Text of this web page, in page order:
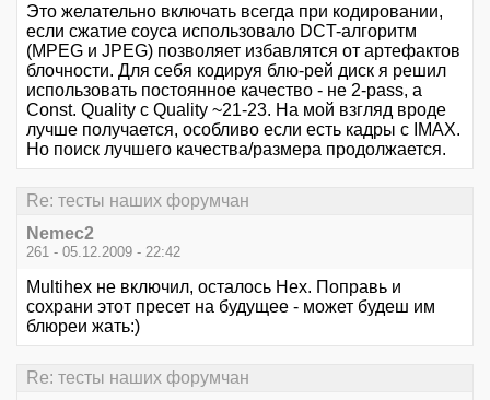
Это желательно включать всегда при кодировании,
если сжатие соуса использовало DCT-алгоритм
(MPEG и JPEG) позволяет избавлятся от артефактов
блочности. Для себя кодируя блю-рей диск я решил
использовать постоянное качество - не 2-pass, а
Const. Quality с Quality ~21-23. На мой взгляд вроде
лучше получается, особливо если есть кадры с IMAX.
Но поиск лучшего качества/размера продолжается.
Re: тесты наших форумчан
Nemec2
261 - 05.12.2009 - 22:42
Multihex не включил, осталось Hex. Поправь и
сохрани этот пресет на будущее - может будеш им
блюреи жать:)
Re: тесты наших форумчан